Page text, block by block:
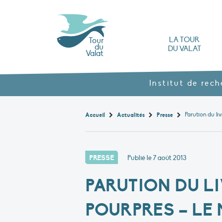
Tour
du
Valat
LA TOUR
DU VALAT
Institut de
Accueil Actualités Presse
PRESSE Publié le7 août 2013
PARUTION DU
POURPRES – LE